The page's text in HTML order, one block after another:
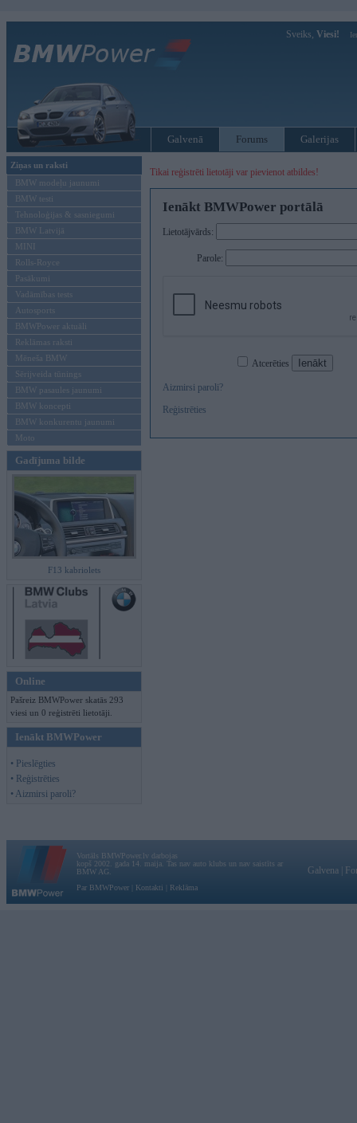
Sveiks, Viesi!
Galvenā Forums Galerijas
Ziņas un raksti
BMW modeļu jaunumi
BMW testi
Tehnoloģijas & sasniegumi
BMW Latvijā
MINI
Rolls-Royce
Pasākumi
Vadāmības tests
Autosports
BMWPower aktuāli
Reklāmas raksti
Mēneša BMW
Sērijveida tūnings
BMW pasaules jaunumi
BMW koncepti
BMW konkurentu jaunumi
Moto
Gadījuma bilde
F13 kabriolets
Online
Pašreiz BMWPower skatās 293
viesi un 0 reģistrēti lietotāji.
Ienākt BMWPower
• Pieslēgties
• Reģistrēties
• Aizmirsi paroli?
Tikai reģistrēti lietotāji var pievienot atbildes!
Ienākt BMWPower portālā
Lietotājvārds:
Parole:
Atcerēties
Aizmirsi paroli?
Reģistrēties
Vortāls BMWPower.lv darbojas
kopš 2002. gada 14. maija. Tas nav auto klubs un nav saistīts ar
BMW AG.
Par BMWPower
Kontakti Reklāma
Galvena